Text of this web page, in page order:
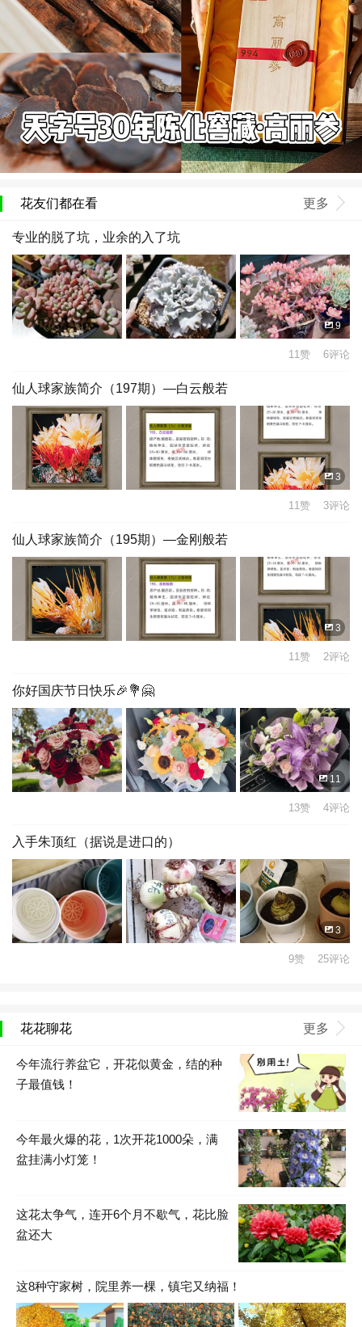
花友们都在看 更多
专业的脱了坑，业余的入了坑
9
11赞 6评论
仙人球家族简介（197期）—白云般若
3
11赞 3评论
仙人球家族简介（195期）—金刚般若
3
11赞 2评论
你好国庆节日快乐🎉💐🤗
11
13赞 4评论
入手朱顶红（据说是进口的）
3
9赞 25评论
花花聊花 更多
今年流行养盆它，开花似黄金，结的种
子最值钱！
今年最火爆的花，1次开花1000朵，满
盆挂满小灯笼！
这花太争气，连开6个月不歇气，花比脸
盆还大
这8种守家树，院里养一棵，镇宅又纳福！